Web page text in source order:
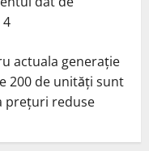
actuala generație
200 de unități sunt
prețuri reduse